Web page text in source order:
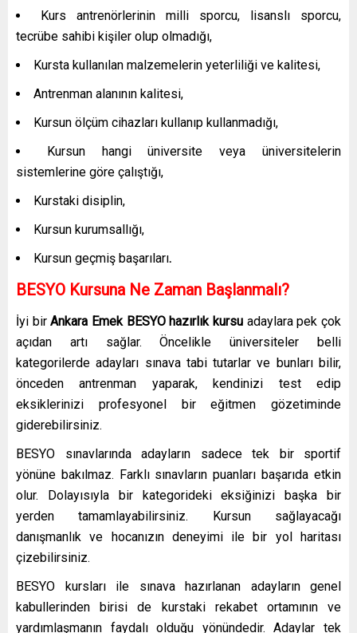
Kurs antrenörlerinin milli sporcu, lisanslı sporcu,
tecrübe sahibi kişiler olup olmadığı,
Kursta kullanılan malzemelerin yeterliliği ve kalitesi,
Antrenman alanının kalitesi,
Kursun ölçüm cihazları kullanıp kullanmadığı,
Kursun hangi üniversite veya üniversitelerin
sistemlerine göre çalıştığı,
Kurstaki disiplin,
Kursun kurumsallığı,
Kursun geçmiş başarıları.
BESYO Kursuna Ne Zaman Başlanmalı?
İyi birAnkara Emek BESYO hazırlık kursu adaylara pek çok
açıdan artı sağlar. Öncelikle üniversiteler belli
kategorilerde adayları sınava tabi tutarlar ve bunları bilir,
önceden antrenman yaparak, kendinizi test edip
eksiklerinizi profesyonel bir eğitmen gözetiminde
giderebilirsiniz.
BESYO sınavlarında adayların sadece tek bir sportif
yönüne bakılmaz. Farklı sınavların puanları başarıda etkin
olur. Dolayısıyla bir kategorideki eksiğinizi başka bir
yerden tamamlayabilirsiniz. Kursun sağlayacağı
danışmanlık ve hocanızın deneyimi ile bir yol haritası
çizebilirsiniz.
BESYO kursları ile sınava hazırlanan adayların genel
kabullerinden birisi de kurstaki rekabet ortamının ve
yardımlaşmanın faydalı olduğu yönündedir. Adaylar tek